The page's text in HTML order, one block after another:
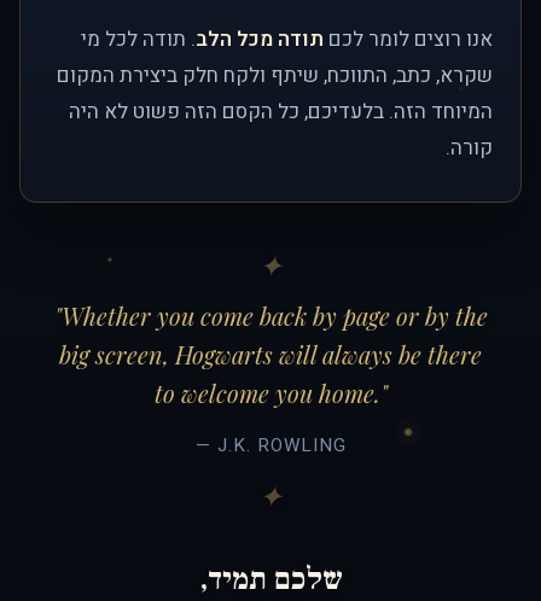
אנו רוצים לומר לכם תודה מכל הלב. תודה לכל מי
שקרא, כתב, התווכח, שיתף ולקח חלק ביצירת המקום
המיוחד הזה. בלעדיכם, כל הקסם הזה פשוט לא היה
קורה.
"Whether you come back by page or by the
big screen, Hogwarts will always be there
to welcome you home."
— J.K. ROWLING
שלכם תמיד,